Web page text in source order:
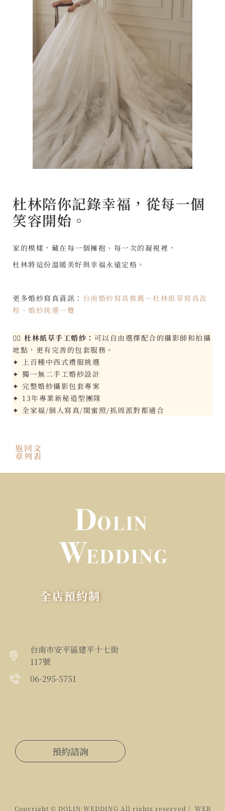
杜林陪你記錄幸福，從每一個
笑容開始。
家的模樣，藏在每一個擁抱、每一次的凝視裡，
杜林將這份溫暖美好與幸福永遠定格。
更多婚紗寫真資訊： 台南婚紗寫真推薦－杜林紙草寫真流
程、婚紗挑選一覽
👰‍♀️ 杜林紙草手工婚紗： 可以自由選擇配合的攝影師和拍攝
地點，更有完善的包套服務。
✦ 上百種中西式禮服挑選
✦ 獨一無二手工婚紗設計
✦ 完整婚紗攝影包套專案
✦ 13年專業新秘造型團隊
✦ 全家福/個人寫真/閨蜜照/抓周派對都適合
返回文
章列表
全店預約制
台南市安平區建平十七街
117號
06-295-5751
預約諮詢
Copyright © DOLIN WEDDING All rights reserved｜ WEB